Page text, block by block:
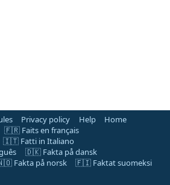
Privacy policy Help
Home
🇫🇷 Faits en français
🇮🇹 Fatti in Italiano
🇩🇰 Fakta på dansk
Fakta på norsk
🇫🇮 Faktat suomeksi